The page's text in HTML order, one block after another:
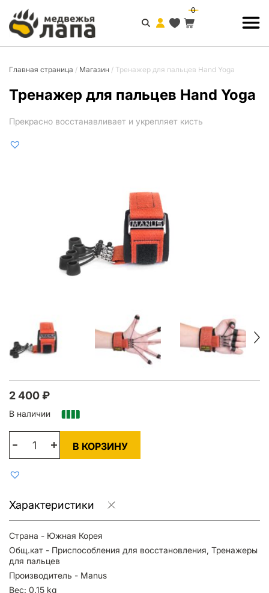
0
Главная страница / Магазин / Тренажер для пальцев Hand Yoga
Тренажер для пальцев Hand Yoga
Прекрасно восстанавливает и укрепляет кисть
2 400₽
В наличии
В КОРЗИНУ
Характеристики
Страна - Южная Корея
Общ.кат - Приспособления для восстановления, Тренажеры
для пальцев
Производитель - Manus
Вес: 0.15 kg